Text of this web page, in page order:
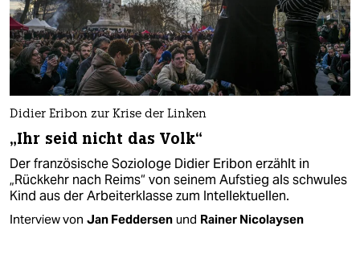
Didier Eribon zur Krise der Linken
„Ihr seid nicht das Volk“
Der französische Soziologe Didier Eribon erzählt in
„Rückkehr nach Reims“ von seinem Aufstieg als schwules
Kind aus der Arbeiterklasse zum Intellektuellen.
Interview von Jan Feddersen und Rainer Nicolaysen